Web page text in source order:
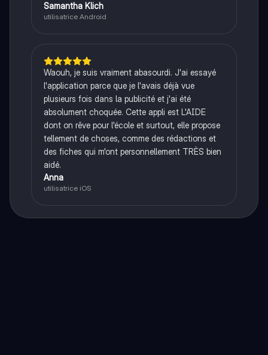
Samantha Klich
utilisatrice Android
Waouh, je suis vraiment abasourdi. J'ai essayé
l'application parce que je l'avais déjà vue
plusieurs fois dans la publicité et j'ai été
absolument choquée. Cette appli est L'AIDE
dont on rêve pour l'école et surtout, elle propose
tellement de choses, comme des rédactions et
des fiches qui m'ont personnellement TRÈS bien
aidé.
Anna
utilisatrice iOS